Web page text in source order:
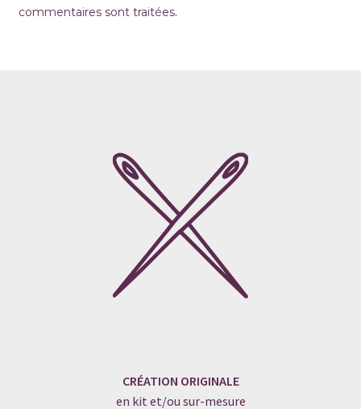
commentaires sont traitées.
CRÉATION ORIGINALE
en kit et/ou sur-mesure